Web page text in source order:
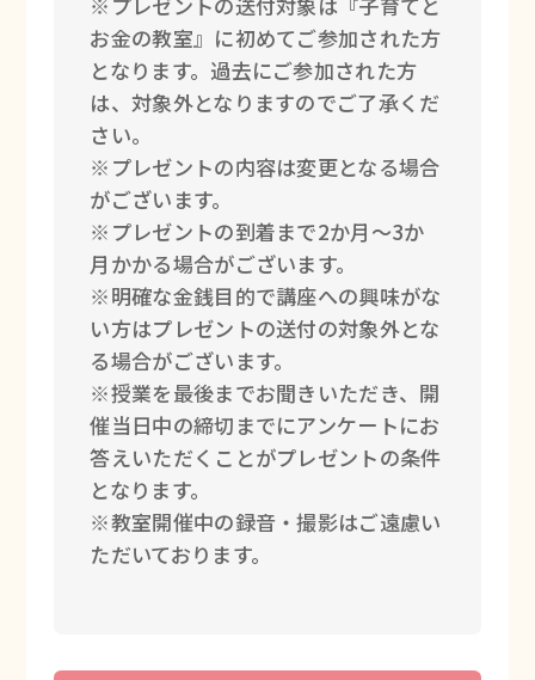
お金の教室』に初めてご参加された方
となります。過去にご参加された方
は、対象外となりますのでご了承くだ
さい。
※プレゼントの内容は変更となる場合
がございます。
※プレゼントの到着まで2か月～3か
月かかる場合がございます。
※明確な金銭目的で講座への興味がな
い方はプレゼントの送付の対象外とな
る場合がございます。
※授業を最後までお聞きいただき、開
催当日中の締切までにアンケートにお
答えいただくことがプレゼントの条件
となります。
※教室開催中の録音・撮影はご遠慮い
ただいております。